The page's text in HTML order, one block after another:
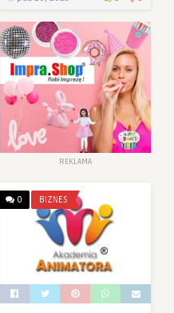
REKLAMA
0 BIZNES